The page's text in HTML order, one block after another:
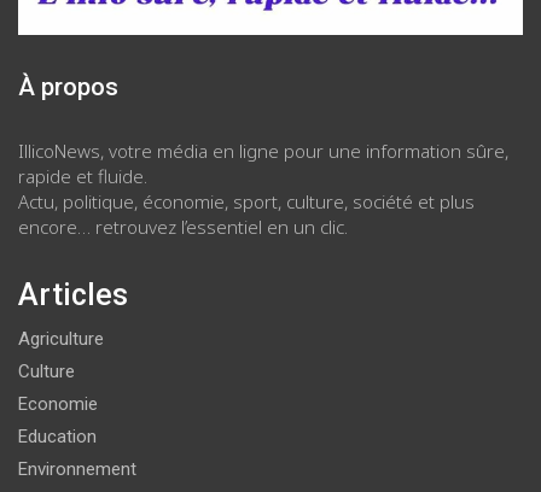
À propos
IllicoNews, votre média en ligne pour une information sûre,
rapide et fluide.
Actu, politique, économie, sport, culture, société et plus
encore… retrouvez l’essentiel en un clic.
Articles
Agriculture
Culture
Economie
Education
Environnement